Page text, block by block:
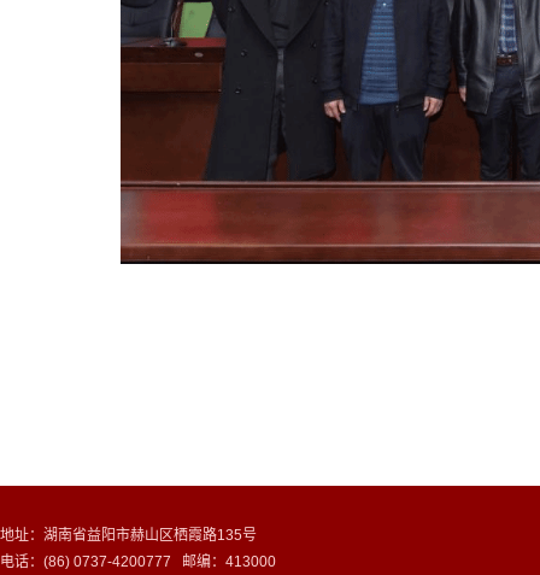
地址：湖南省益阳市赫山区栖霞路135号
电话：(86) 0737-4200777 邮编：413000